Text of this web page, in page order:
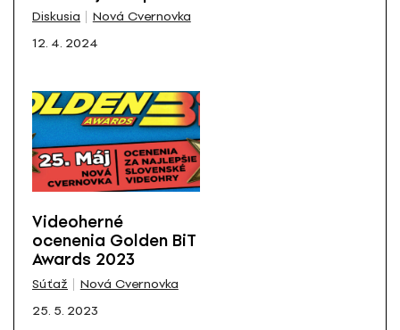
Všetky
Diskusia
Nová Cvernovka
12. 4. 2024
Videoherné
ocenenia Golden BiT
Awards 2023
Súťaž
Nová Cvernovka
25. 5. 2023